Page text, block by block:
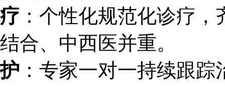
疗 ：个性化规范化诊疗
结合、中西医并重。
护 ：专家一对一持续跟